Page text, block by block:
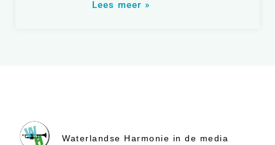
Lees meer »
Waterlandse Harmonie in de media